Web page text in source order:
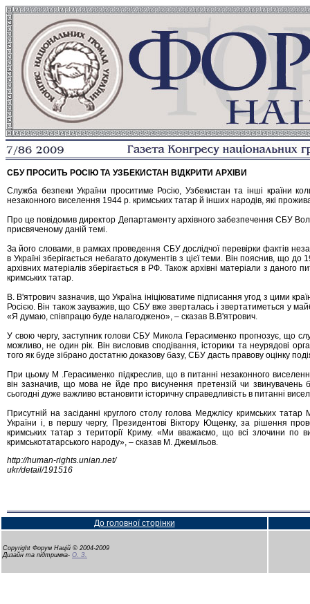
СБУ ПРОСИТЬ РОСІЮ ТА УЗБЕКИСТАН ВІДКРИТИ АРХІВИ
Служба безпеки України проситиме Росію, Узбекистан та інші країни
незаконного виселення 1944 р. кримських татар й інших народів, які
Про це повідомив директор Департаменту архівного забезпечення СБУ
присвяченому даній темі.
За його словами, в рамках проведення СБУ дослідчої перевірки фактів
в Україні зберігається небагато документів з цієї теми. Він пояснив, що
архівних матеріалів зберігається в РФ. Також архівні матеріали з даного
кримських татар.
В. В'ятрович зазначив, що Україна ініціюватиме підписання угод з цими
Росією. Він також зауважив, що СБУ вже зверталась і звертатиметься у
«Я думаю, співпрацю буде налагоджено», – сказав В.В'ятрович.
У свою чергу, заступник голови СБУ Микола Герасименко прогнозує, що
можливо, не один рік. Він висловив сподівання, історики та неурядові
того як буде зібрано достатню доказову базу, СБУ дасть правову оцінку
При цьому М .Герасименко підкреслив, що в питанні незаконного
він зазначив, що мова не йде про висунення претензій чи
сьогодні дуже важливо встановити історичну справедливість в питанні
Присутній на засіданні круглого столу голова Меджлісу кримських
України і, в першу чергу, Президентові Віктору Ющенку, за рішення
кримських татар з території Криму. «Ми вважаємо, що всі злочини по
кримськотатарського народу», – сказав М. Джемільов.
http://human-rights.unian.net/
ukr/detail/191516
До головної сторінки
Copyright Форум Націй © 2004-2009
Дизайн та підтримка- О. З.